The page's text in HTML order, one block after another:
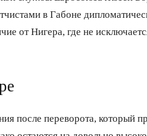
в Габоне
от Нигера, где не
после переворота, который